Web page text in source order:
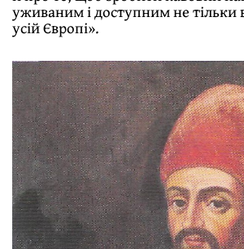
уживаним і доступним не тільки в
усій Європі».